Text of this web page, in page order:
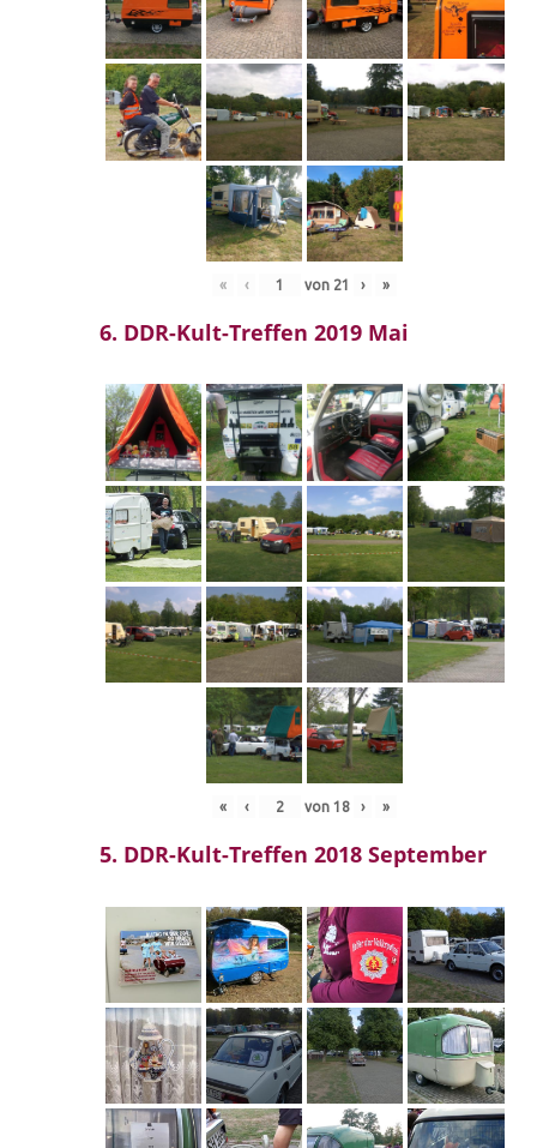
« ‹ von 21 › »
6. DDR-Kult-Treffen 2019 Mai
« ‹ von 18 › »
5. DDR-Kult-Treffen 2018 September